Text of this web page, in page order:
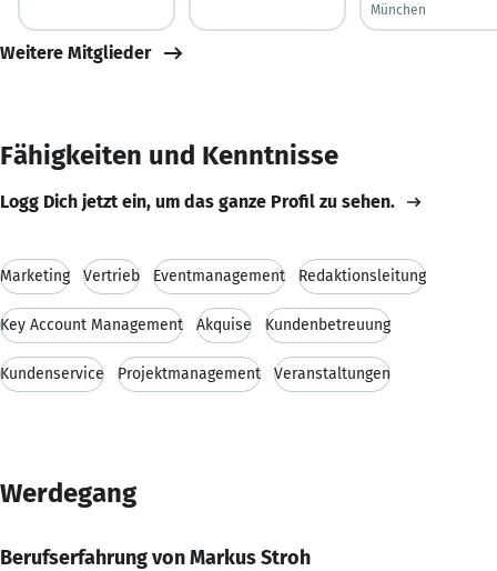
München
Weitere Mitglieder
Fähigkeiten und Kenntnisse
Logg Dich jetzt ein, um das ganze Profil zu sehen.
Marketing Vertrieb Eventmanagement Redaktionsleitung
Key Account Management Akquise Kundenbetreuung
Kundenservice Projektmanagement Veranstaltungen
Werdegang
Berufserfahrung von Markus Stroh